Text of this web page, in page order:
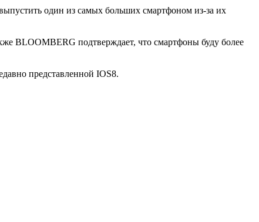
один из самых больших смартфоном из-за их
BLOOMBERG подтверждает, что смартфоны буду более
представленной IOS8.